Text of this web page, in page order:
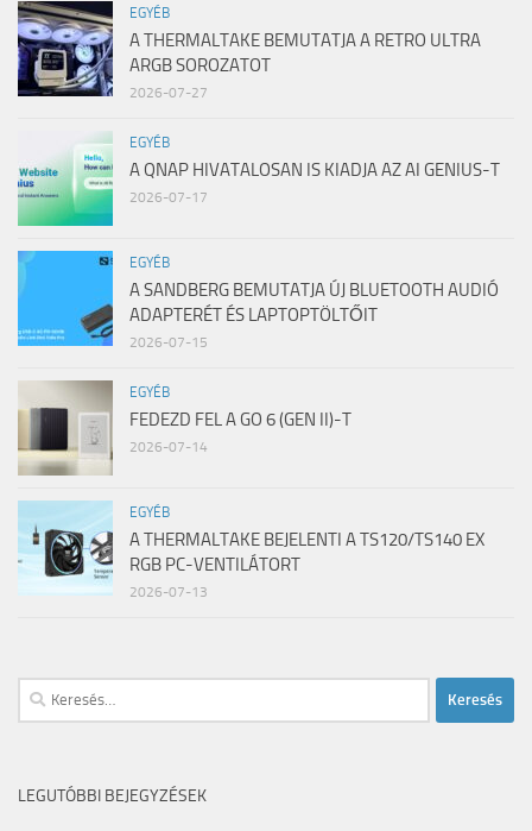
EGYÉB
A THERMALTAKE BEMUTATJA A RETRO ULTRA
ARGB SOROZATOT
2026-07-27
EGYÉB
A QNAP HIVATALOSAN IS KIADJA AZ AI GENIUS-T
2026-07-17
EGYÉB
A SANDBERG BEMUTATJA ÚJ BLUETOOTH AUDIÓ
ADAPTERÉT ÉS LAPTOPTÖLTŐIT
2026-07-15
EGYÉB
FEDEZD FEL A GO 6 (GEN II)-T
2026-07-14
EGYÉB
A THERMALTAKE BEJELENTI A TS120/TS140 EX
RGB PC-VENTILÁTORT
2026-07-13
Keresés:
LEGUTÓBBI BEJEGYZÉSEK